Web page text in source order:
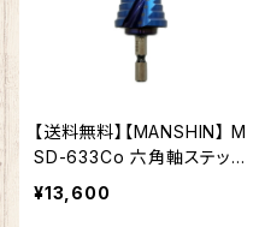
【送料無料】【MANSHIN】 M
SD-633Co 六角軸ステップ
ドリル ナノブルーコーティ
ング
¥13,600